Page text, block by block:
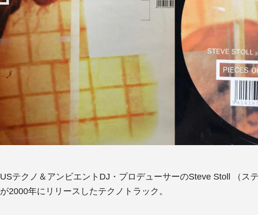
USテクノ＆アンビエントDJ・プロデューサーのSteve Stoll （ス
が2000年にリリースしたテクノトラック。